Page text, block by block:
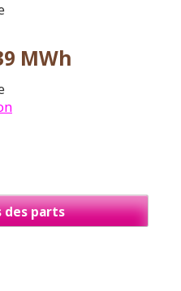
MWh
des parts